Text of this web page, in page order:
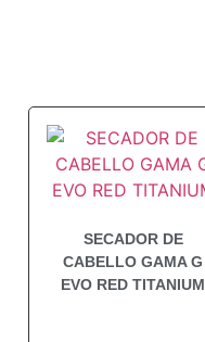
SECADOR DE
CABELLO GAMA G
EVO RED TITANIUM